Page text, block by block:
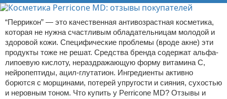
“Перрикон” — это качественная антивозрастная косметика,
которая не нужна счастливым обладательницам молодой и
здоровой кожи. Специфические проблемы (вроде акне) эти
продукты тоже не решат. Средства бренда содержат альфа-
липоевую кислоту, нераздражающую форму витамина С,
нейропептиды, ацил-глутатион. Ингредиенты активно
борются с морщинами, потерей упругости и сияния, сухостью
и неровным тоном. Что купить у Perricone MD? Отзывы и